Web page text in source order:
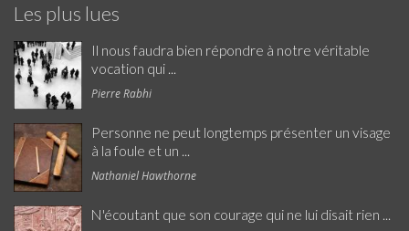
Les plus lues
Il nous faudra bien répondre à notre véritable
vocation qui ...
Pierre Rabhi
Personne ne peut longtemps présenter un visage
à la foule et un ...
Nathaniel Hawthorne
N'écoutant que son courage qui ne lui disait rien ...